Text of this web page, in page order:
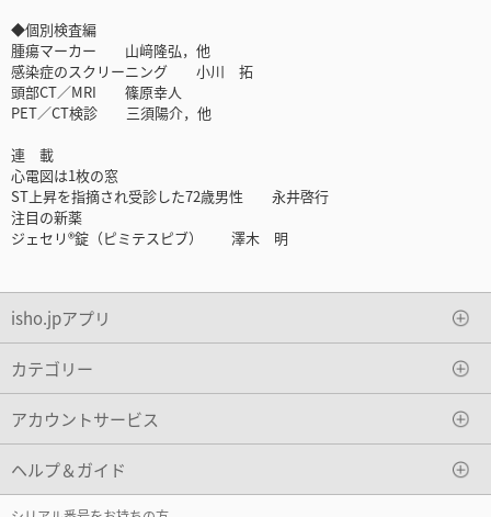
◆個別検査編
腫瘍マーカー 山﨑隆弘，他
感染症のスクリーニング 小川 拓
頭部CT／MRI 篠原幸人
PET／CT検診 三須陽介，他
連 載
心電図は1枚の窓
ST上昇を指摘され受診した72歳男性 永井啓行
注目の新薬
ジェセリ®錠（ピミテスピブ） 澤木 明
isho.jpアプリ
カテゴリー
アカウントサービス
ヘルプ＆ガイド